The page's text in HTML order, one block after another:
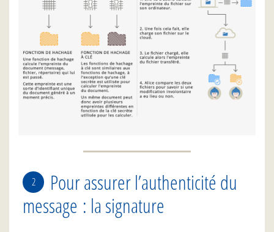
Pour assurer l’authenticité du
message : la signature